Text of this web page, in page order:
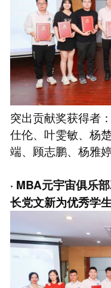
突出贡献奖获得者
仕伦、叶雯敏、杨
端、顾志鹏、杨雅婷
· MBA元宇宙俱乐
长党文新为优秀学